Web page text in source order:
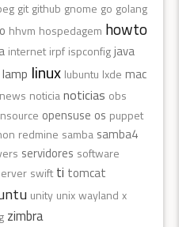
git github gnome go golang
hhvm hospedagem howto
internet irpf ispconfigjava
lamp linux lubuntu lxde mac
news noticianoticias obs
opensuse os puppet
redmine samba samba4
servidores software
swift ti tomcat
unity unixwayland x
zimbra